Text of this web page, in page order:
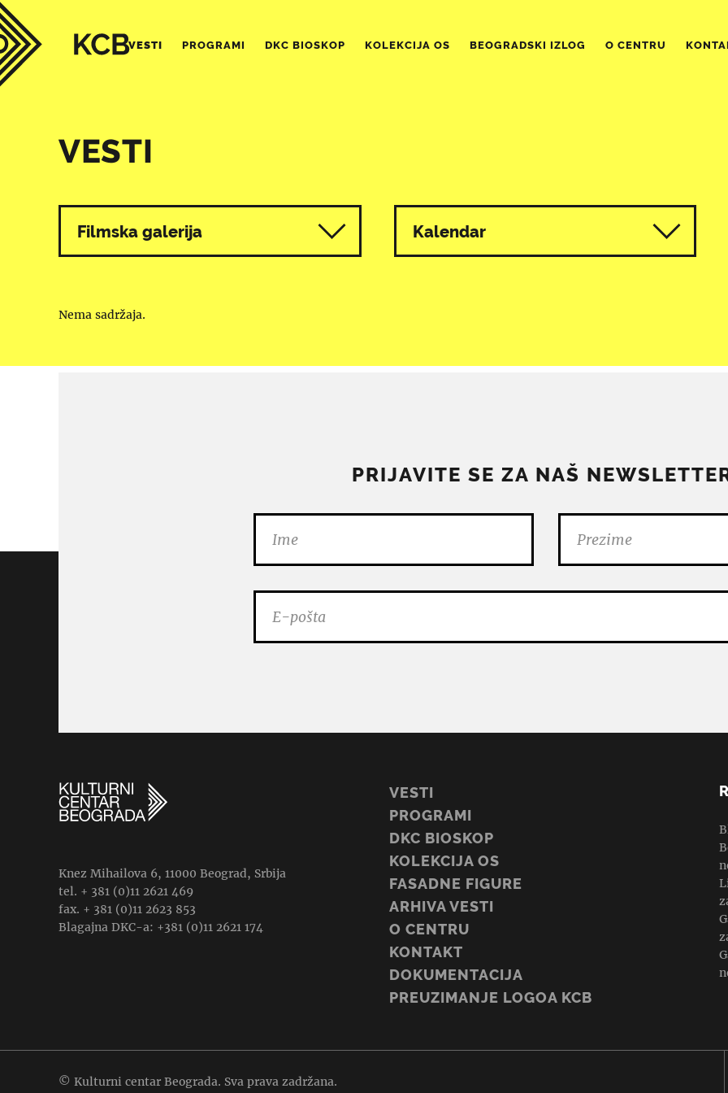
VESTI PROGRAMI DKC BIOSKOP KOLEKCIJA OS BEOGRADSKI IZLOG O CENTRU
VESTI
Svi programi
Filmska galerija Kalendar
Nema sadržaja.
PRIJAVITE SE ZA NAŠ
Knez Mihailova 6, 11000 Beograd, Srbija
tel. + 381 (0)11 2621 469
fax. + 381 (0)11 2623 853
Blagajna DKC-a: +381 (0)11 2621 174
VESTI
PROGRAMI
DKC BIOSKOP
KOLEKCIJA OS
FASADNE FIGURE
ARHIVA VESTI
O CENTRU
KONTAKT
DOKUMENTACIJA
PREUZIMANJE LOGOA KCB
© Kulturni centar Beograda. Sva prava zadržana.